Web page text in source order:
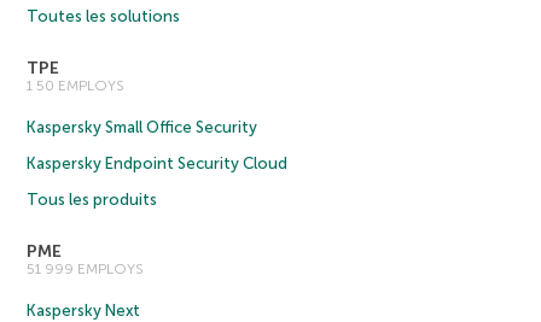
Toutes les solutions
TPE
1 50 EMPLOYS
Kaspersky Small Office Security
Kaspersky Endpoint Security Cloud
Tous les produits
PME
51 999 EMPLOYS
Kaspersky Next